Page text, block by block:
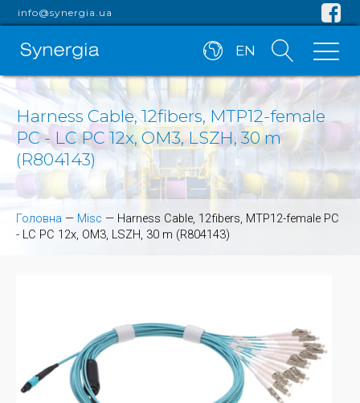
info@synergia.ua
EN
Harness Cable, 12fibers, MTP12-female
PC - LC PC 12x, OM3, LSZH, 30 m
(R804143)
Головна — Misc — Harness Cable, 12fibers, MTP12-female PC
- LC PC 12x, OM3, LSZH, 30 m (R804143)